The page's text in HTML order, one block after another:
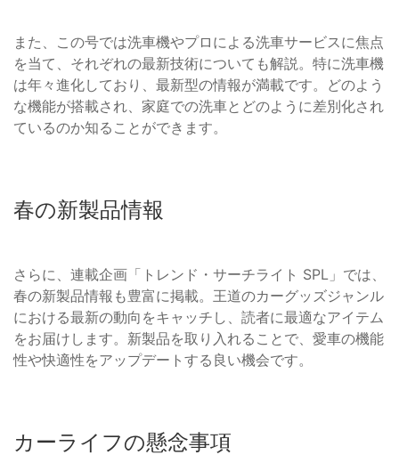
また、この号では洗車機やプロによる洗車サービスに焦点
を当て、それぞれの最新技術についても解説。特に洗車機
は年々進化しており、最新型の情報が満載です。どのよう
な機能が搭載され、家庭での洗車とどのように差別化され
ているのか知ることができます。
春の新製品情報
さらに、連載企画「トレンド・サーチライト SPL」では、
春の新製品情報も豊富に掲載。王道のカーグッズジャンル
における最新の動向をキャッチし、読者に最適なアイテム
をお届けします。新製品を取り入れることで、愛車の機能
性や快適性をアップデートする良い機会です。
カーライフの懸念事項